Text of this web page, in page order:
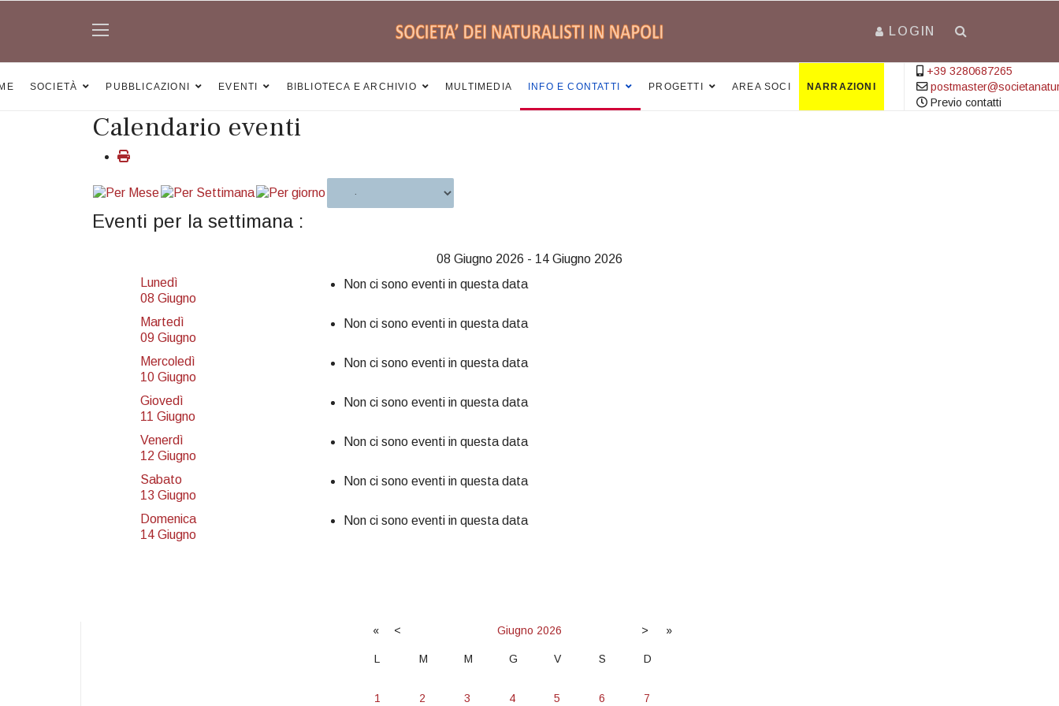
LOGIN
SOCIETÀ PUBBLICAZIONI EVENTI BIBLIOTECA E ARCHIVIO MULTIMEDIA INFO E CONTATTI PROGETTI AREA SOCI NARRAZIONI
+39 3280687265
Previo contatti
Calendario eventi
Eventi per la settimana :
08 Giugno 2026 - 14 Giugno 2026
Lunedì
08 Giugno
Non ci sono eventi in questa data
Martedì
09 Giugno
Non ci sono eventi in questa data
Mercoledì
10 Giugno
Non ci sono eventi in questa data
Giovedì
11 Giugno
Non ci sono eventi in questa data
Venerdì
12 Giugno
Non ci sono eventi in questa data
Sabato
13 Giugno
Non ci sono eventi in questa data
Domenica
14 Giugno
Non ci sono eventi in questa data
« < Giugno 2026 > »
L M M G V S D
1 2 3 4 5 6 7